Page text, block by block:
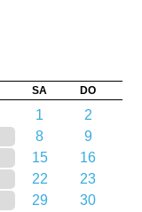
SA DO
1
2
8
9
15
16
22
23
29
30